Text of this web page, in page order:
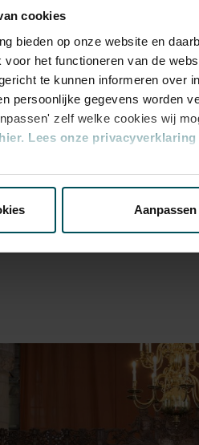
cookies
bieden op onze website en
het functioneren van de
te kunnen informeren over
persoonlijke gegevens worden
zelf welke cookies wij
Lees onze privacyverklaring
website kunt u uw
die uw gegevens kunnen
Aanpassen
price of admission. Are you
are available 4 hours in
More information about
fee: € 5 per order.